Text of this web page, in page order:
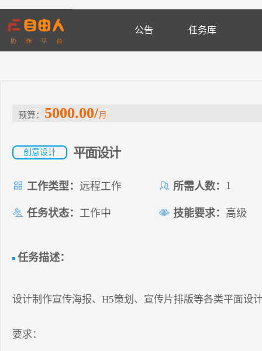
公告 任务库
预算： 5000.00/月
创意设计 平面设计
工作类型：远程工作 所需人数： 1
任务状态： 工作中 技能要求： 高级
任务描述：
设计制作宣传海报、H5策划、宣传片排版等各类平面设
要求：